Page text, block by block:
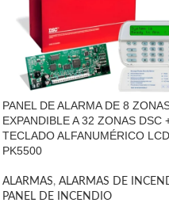
PANEL DE ALARMA DE 8
EXPANDIBLE A 32 ZONAS DSC
TECLADO ALFANUMÉRICO
PK5500
ALARMAS, ALARMAS DE
PANEL DE INCENDIO